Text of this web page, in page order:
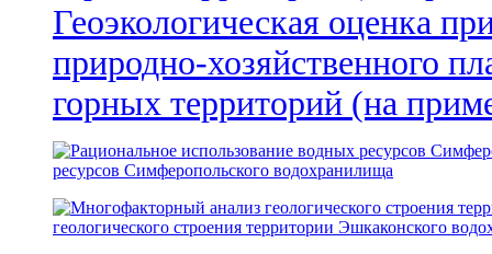
Геоэкологическая оценка
природно-хозяйственного
горных территорий (на
ресурсов Симферопольского водохранилища
геологического строения территории Эшкаконского